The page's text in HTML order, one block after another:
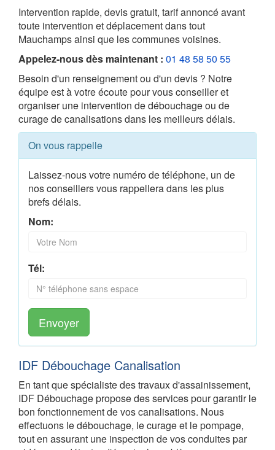
Intervention rapide, devis gratuit, tarif annoncé avant
toute intervention et déplacement dans tout
Mauchamps ainsi que les communes voisines.
Appelez-nous dès maintenant : 01 48 58 50 55
Besoin d'un renseignement ou d'un devis ? Notre
équipe est à votre écoute pour vous conseiller et
organiser une intervention de débouchage ou de
curage de canalisations dans les meilleurs délais.
On vous rappelle
Laissez-nous votre numéro de téléphone, un de
nos conseillers vous rappellera dans les plus
brefs délais.
Nom:
Tél:
Envoyer
IDF Débouchage Canalisation
En tant que spécialiste des travaux d'assainissement,
IDF Débouchage propose des services pour garantir le
bon fonctionnement de vos canalisations. Nous
effectuons le débouchage, le curage et le pompage,
tout en assurant une inspection de vos conduites par